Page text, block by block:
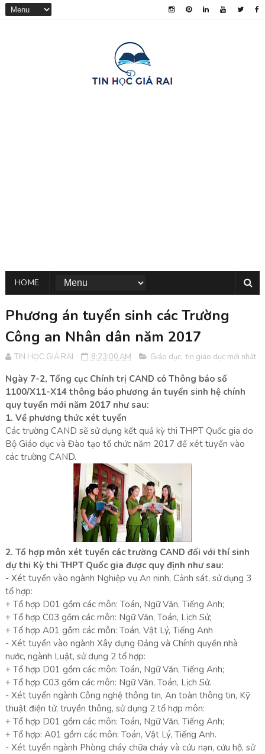
HOME
Phương án tuyển sinh các Trường
Công an Nhân dân năm 2017
TIN HỌC GIÁ RAI 8:23:00 AM Giáo dục, tin giáo dục mới nhất
Ngày 7-2, Tổng cục Chính trị CAND có Thông báo số
1100/X11-X14 thông báo phương án tuyển sinh hệ chính
quy tuyển mới năm 2017 như sau:
1. Về phương thức xét tuyển
Các trường CAND sẽ sử dụng kết quả kỳ thi THPT Quốc gia do
Bộ Giáo dục và Đào tạo tổ chức năm 2017 để xét tuyển vào
các trường CAND.
2. Tổ hợp môn xét tuyển các trường CAND đối với thí sinh
dự thi Kỳ thi THPT Quốc gia được quy định như sau:
- Xét tuyển vào ngành Nghiệp vụ An ninh, Cảnh sát, sử dụng 3
tổ hợp:
+ Tổ hợp D01 gồm các môn: Toán, Ngữ Văn, Tiếng Anh;
+ Tổ hợp C03 gồm các môn: Ngữ Văn, Toán, Lịch Sử;
+ Tổ hợp A01 gồm các môn: Toán, Vật Lý, Tiếng Anh
- Xét tuyển vào ngành Xây dựng Đảng và Chính quyền nhà
nước, ngành Luật, sử dụng 2 tổ hợp:
+ Tổ hợp D01 gồm các môn: Toán, Ngữ Văn, Tiếng Anh;
+ Tổ hợp C03 gồm các môn: Ngữ Văn, Toán, Lịch Sử.
- Xét tuyển ngành Công nghệ thông tin, An toàn thông tin, Kỹ
thuật điện tử, truyền thông, sử dụng 2 tổ hợp môn:
+ Tổ hợp D01 gồm các môn: Toán, Ngữ Văn, Tiếng Anh;
+ Tổ hợp: A01 gồm các môn: Toán, Vật Lý, Tiếng Anh.
- Xét tuyển ngành Phòng cháy chữa cháy và cứu nạn, cứu hộ, sử